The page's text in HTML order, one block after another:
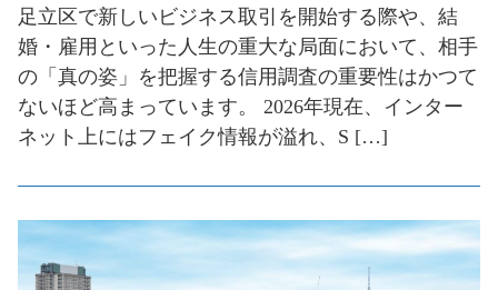
足立区で新しいビジネス取引を開始する際や、結
婚・雇用といった人生の重大な局面において、相手
の「真の姿」を把握する信用調査の重要性はかつて
ないほど高まっています。 2026年現在、インター
ネット上にはフェイク情報が溢れ、S […]